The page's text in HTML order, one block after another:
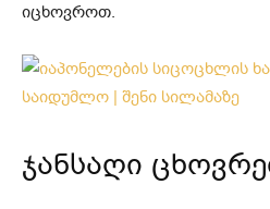
იცხოვროთ.
ჯანსაღი